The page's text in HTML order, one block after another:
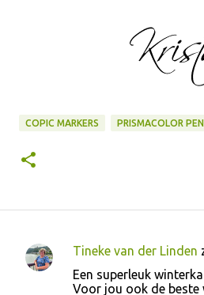
COPIC MARKERS PRISMACOLOR
R
Tineke van der Linden
Een superleuk
Voor jou ook de beste